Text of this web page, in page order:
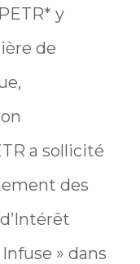
y
de
a sollicité
des
» dans